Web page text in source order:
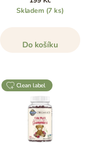
Skladem (7 ks)
Do košíku
clean label